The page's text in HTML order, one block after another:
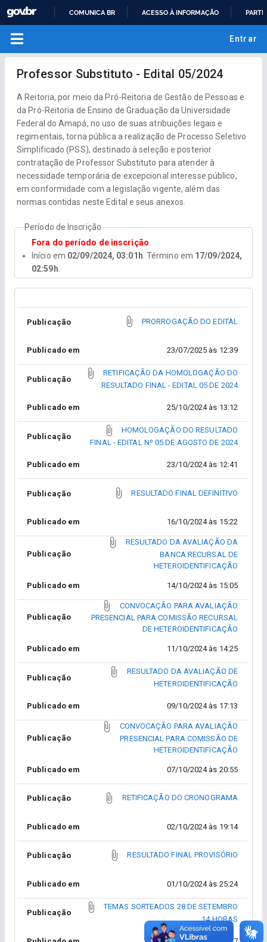
O
COMUNICA BR ACESSO À INFORMAÇÃO
Entrar
Professor Substituto - Edital 05/2024
A Reitoria, por meio da Pró-Reitoria de Gestão de Pessoas e
da Pró-Reitoria de Ensino de Graduação da Universidade
Federal do Amapá, no uso de suas atribuições legais e
regimentais, torna pública a realização de Processo Seletivo
Simplificado (PSS), destinado à seleção e posterior
contratação de Professor Substituto para atender à
necessidade temporária de excepcional interesse público,
em conformidade com a legislação vigente, além das
normas contidas neste Edital e seus anexos.
Período de Inscrição
Fora do período de inscrição
Início em 02/09/2024, 03:01h . Término em 17/09/2024,
02:59h
Publicação PRORROGAÇÃO DO EDITAL
Publicado em 23/07/2025 às 12:39
Publicação
RETIFICAÇÃO DA HOMOLOGAÇÃO DO
RESULTADO FINAL - EDITAL 05 DE 2024
Publicado em 25/10/2024 às 13:12
Publicação
HOMOLOGAÇÃO DO RESULTADO
FINAL - EDITAL Nº 05 DE AGOSTO DE 2024
Publicado em 23/10/2024 às 12:41
Publicação RESULTADO FINAL DEFINITIVO
Publicado em 16/10/2024 às 15:22
Publicação
RESULTADO DA AVALIAÇÃO DA
BANCA RECURSAL DE
HETEROIDENTIFICAÇÃO
Publicado em 14/10/2024 às 15:05
Publicação
CONVOCAÇÃO PARA AVALIAÇÃO
PRESENCIAL PARA COMISSÃO RECURSAL
DE HETEROIDENTIFICAÇÃO
Publicado em 11/10/2024 às 14:25
Publicação
RESULTADO DA AVALIAÇÃO DE
HETEROIDENTIFICAÇÃO
Publicado em 09/10/2024 às 17:13
Publicação
CONVOCAÇÃO PARA AVALIAÇÃO
PRESENCIAL PARA COMISSÃO DE
HETEROIDENTIFICAÇÃO
Publicado em 07/10/2024 às 20:55
Publicação RETIFICAÇÃO DO CRONOGRAMA
Publicado em 02/10/2024 às 19:14
Publicação RESULTADO FINAL PROVISÓRIO
Publicado em 01/10/2024 às 25:24
Publicação
TEMAS SORTEADOS 28 DE SETEMBRO
14 HORAS